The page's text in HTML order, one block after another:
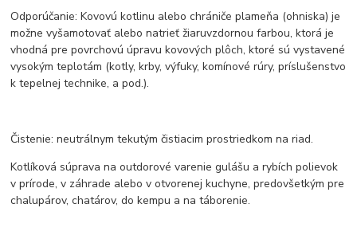
Odporúčanie: Kovovú kotlinu alebo chrániče plameňa (ohniska) je
možne vyšamotovať alebo natrieť žiaruvzdornou farbou, ktorá je
vhodná pre povrchovú úpravu kovových plôch, ktoré sú vystavené
vysokým teplotám (kotly, krby, výfuky, komínové rúry, príslušenstvo
k tepelnej technike, a pod.).
Čistenie: neutrálnym tekutým čistiacim prostriedkom na riad.
Kotlíková súprava na outdorové varenie gulášu a rybích polievok
v prírode, v záhrade alebo v otvorenej kuchyne, predovšetkým pre
chalupárov, chatárov, do kempu a na táborenie.